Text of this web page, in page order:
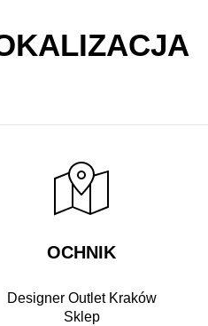
OCHNIK
Designer Outlet Kraków
Sklep